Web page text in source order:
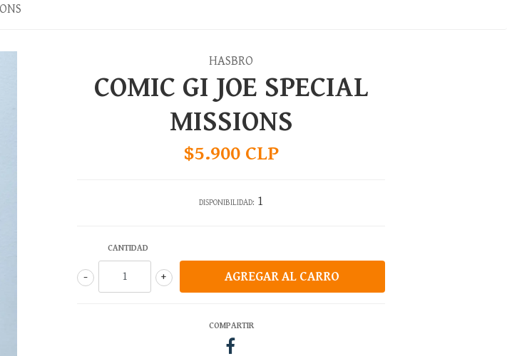
HASBRO
COMIC GI JOE SPECIAL
MISSIONS
$5.900 CLP
DISPONIBILIDAD: 1
CANTIDAD
+
-
COMPARTIR